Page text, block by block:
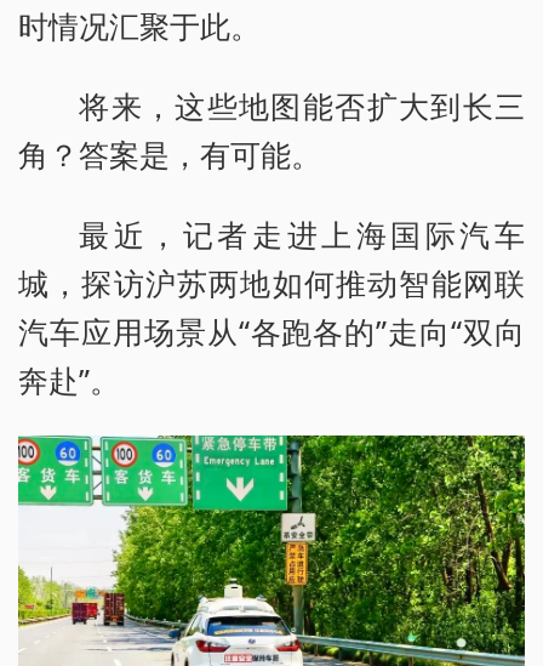
时情况汇聚于此。
将来，这些地图能否扩大到长三
角？答案是，有可能。
最近，记者走进上海国际汽车
城，探访沪苏两地如何推动智能网联
汽车应用场景从“各跑各的”走向“双向
奔赴”。